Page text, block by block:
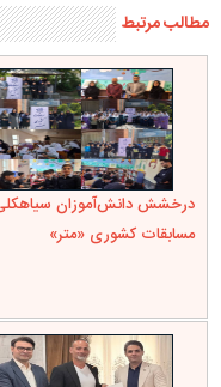
مطالب مرتبط
درخشش دانش‌آموزان
مسابقات کشوری «متر»